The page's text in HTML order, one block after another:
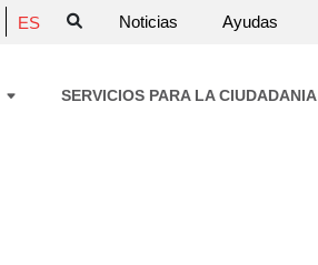
ES Noticias Ayudas
SERVICIOS PARA LA CIUDADANIA